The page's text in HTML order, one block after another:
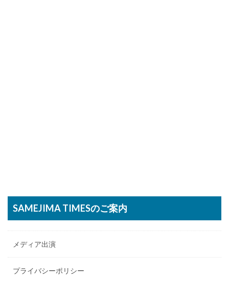
SAMEJIMA TIMESのご案内
メディア出演
プライバシーポリシー